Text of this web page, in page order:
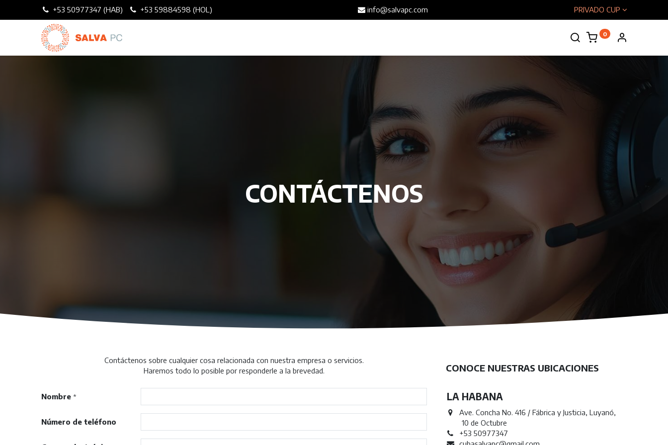
+53 50977347 (HAB) +53 59884598 (HOL) info@salvapc.com PRIVADO CUP
0
CONTÁCTENOS
Contáctenos sobre cualquier cosa relacionada con nuestra empresa o servicios.
Haremos todo lo posible por responderle a la brevedad.
Nombre *
Número de teléfono
CONOCE NUESTRAS UBICACIONES
LA HABANA
Ave. Concha No. 416 / Fábrica y Justicia, Luyanó,
10 de Octubre
+53 50977347